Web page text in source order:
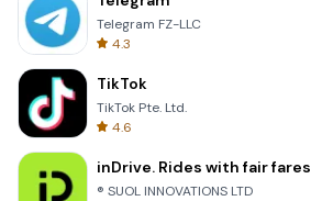
Telegram FZ-LLC
4.3
TikTok
TikTok Pte. Ltd.
4.6
inDrive. Rides with fair fares
® SUOL INNOVATIONS LTD